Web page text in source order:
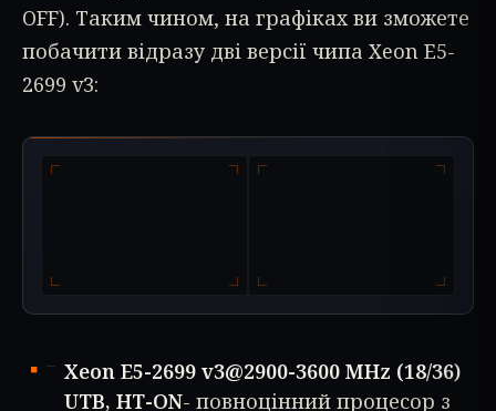
OFF). Таким чином, на графіках ви зможете
побачити відразу дві версії чипа Xeon E5-
2699 v3:
Xeon E5-2699 v3@2900-3600 MHz (18/36)
UTB, HT-ON- повноцінний процесор з